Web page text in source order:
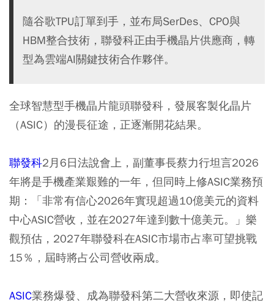
隨谷歌TPU訂單到手，並布局SerDes、CPO與
HBM整合技術，聯發科正由手機晶片供應商，轉
型為雲端AI關鍵技術合作夥伴。
全球智慧型手機晶片龍頭聯發科，發展客製化晶片
（ASIC）的漫長征途，正逐漸開花結果。
聯發科2月6日法說會上，副董事長蔡力行坦言2026
年將是手機產業艱難的一年，但同時上修ASIC業務預
期：「非常有信心2026年實現超過10億美元的資料
中心ASIC營收，並在2027年達到數十億美元。」樂
觀預估，2027年聯發科在ASIC市場市占率可望挑戰
15％，屆時將占公司營收兩成。
ASIC業務爆發、成為聯發科第二大營收來源，即使記